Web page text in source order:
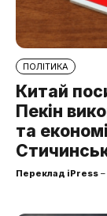
ПОЛІТИКА
Китай
Пекін
та
Переклад iPress